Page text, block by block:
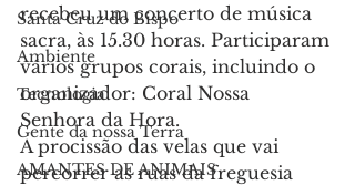
Santa Cruz do Bispo
Ambiente
Tecnologia
Gente da nossa Terra
AMANTES DE ANIMAIS
recebeu um concerto de música
sacra, às 15.30 horas. Participaram
vários grupos corais, incluindo o
organizador: Coral Nossa
Senhora da Hora.
A procissão das velas que vai
percorrer as ruas da freguesia